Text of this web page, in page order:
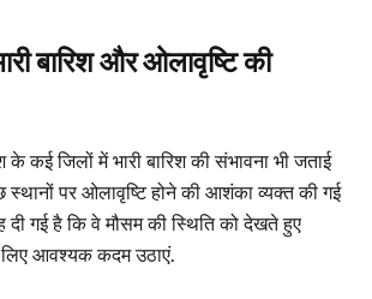
बारिश और ओलावृष्टि की
के कई जिलों में भारी बारिश की संभावना भी जताई
पर ओलावृष्टि होने की आशंका व्यक्त की गई
दी गई है कि वे मौसम की स्थिति को देखते हुए
आवश्यक कदम उठाएं.